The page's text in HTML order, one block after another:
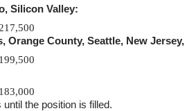
Silicon Valley:
Orange County, Seattle, New
the position is filled.